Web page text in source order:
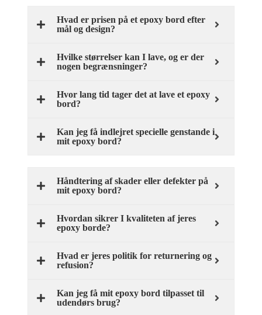
Hvad er prisen på et epoxy bord efter
mål og design?
Hvilke størrelser kan I lave, og er der
nogen begrænsninger?
Hvor lang tid tager det at lave et epoxy
bord?
Kan jeg få indlejret specielle genstande i
mit epoxy bord?
Håndtering af skader eller defekter på
mit epoxy bord?
Hvordan sikrer I kvaliteten af jeres
epoxy borde?
Hvad er jeres politik for returnering og
refusion?
Kan jeg få mit epoxy bord tilpasset til
udendørs brug?